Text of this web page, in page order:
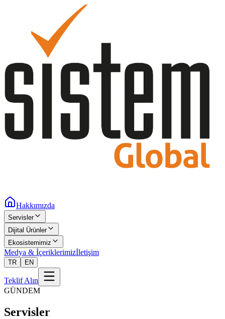
Hakkımızda
Servisler
Dijital Ürünler
Ekosistemimiz
Medya & İçeriklerimizİletişim
TR EN
Teklif Alın
GÜNDEM
Servisler